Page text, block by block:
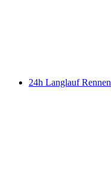
24h Langlauf Rennen